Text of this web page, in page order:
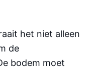
het niet alleen
de
bodem moet